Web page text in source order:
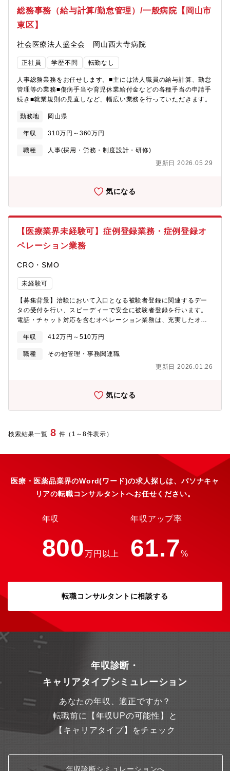
リリースする予定なので、戦略的に広報活動を行っていくことが
できます。■既にトップシェアとなっているAIカルテ自動入力サー
ビスを軸に、今後さらなるプロダクトの提供も予定されているほ
る」「凡事徹底」この二つの社風を徹底的に落とし込むことで強
に貢献できます。
総務事務（給与計算/勤怠管理）/一般病院【岡山市
東区】
社会医療法人盛全会 岡山西大寺病院
正社員 学歴不問 転勤なし
人事総務業務をお任せします。■主には法人職員の給与計算、勤怠
管理等の業務■傷病手当や育児休業給付金などの各種手当の申請手
続き■就業規則の見直しなど、幅広い業務を行っていただきます。
勤務地 岡山県
年収 310万円～360万円
職種
人事(採用・労務・制度設計・研修)
更新日 2026.05.29
気になる
【医療業界未経験可】症例登録業務・症例登録オ
ペレーション業務
CRO・SMO
未経験可
【募集背景】治験において入口となる被験者登録に関連するデー
タの受付を行い、スピーディーで安全に被験者登録を行います。
電話・チャット対応を含むオペレーション業務は、充実したオペ
から身につけていただきます。さらに、試験ごとのオペレーショ
ン設計、仕様変更対応、品質管理、進捗管理など、全体に関わる
幅広い業務を担当していただきます。緻密さ・効率性・信頼性が
求められる重要なセクションで、自身が中心となってプロジェク
における被験者登録に関連する各種データ入力、ヘルプデスク対
力（臨床試験で利用する専用システム）・使用システムに関する
操作手順の問い合わせ対応およびID・パスワード管理・クライア
応・試験毎のオペレーション手順の構築・オペレーションスタッ
フの教育、管理等・試験毎の登録システムの受け入れテストの実
施・稼働中プロジェクトの仕様変更対応（業務手順書及び症例登
録システム等の変更）・システム設計および開発担当者、関連部
署等との業務調整および打ち合わせ・品質管理活動・プロジェク
また顧客へのプレゼンテーションを担って頂きます。※ 部内リソ
区分でのシフト勤務となります。＜区分＞①9時～17時30分②10
時～18時30分※ 前月初旬～中旬に翌月のシフトを決定※ シフト
完全週休2日制（毎週2日/原則、日曜＋他1日）、祝日、会社指定
日、年末年始（12/29～1/4） ※ 土曜勤務が発生した場合は同一週
際は社内規定に基づき、1か月以内を目安に振替休日を取得※ 入
社後のトレーニング期間（2か月前後）は、月～金の9:00～17:30
勤務（シフト勤務無し）※ 業務に慣れてからは、在宅によるオペ
レーション業務も可能！ 習熟度の個人差はありますが、慣れる
ずは基本的なオペレーションスキルを身につけ、問い合わせ対応
やシステム入力などの実務を経験していただきます。その後は、
プロジェクトの運用窓口や人員管理を担うオペレーションリード
品・サービスの企画や改善にも関われるチャンスがあり、創造性
と主体性を活かせる環境です。将来的には、複数のプロジェクト
を横断的に支え、チームや業務全体を牽引するマネジメント層と
しての成長も視野に入れています。
年収 412万円～510万円
職種
その他管理・事務関連職
更新日 2026.01.26
気になる
検索結果一覧 8 件（1～8件表示）
医療・医薬品業界のWord(ワード)の求人探しは、パソナキャ
リアの転職コンサルタントへお任せください。
年収
800万円以上
年収アップ率
61.7%
転職コンサルタントに相談する
年収診断・
キャリアタイプシミュレーション
あなたの年収、適正ですか？
転職前に【年収UPの可能性】と
【キャリアタイプ】をチェック
年収診断シミュレーションへ